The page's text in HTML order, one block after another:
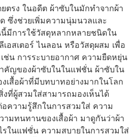
ตรง ในอดีต ผ้าซับในมักทำจากผ้า
ซึ่งช่วยเพิ่มความนุ่มนวลและ
มีการใช้วัสดุหลากหลายชนิดใน
อสเตอร์ ไนลอน หรือวัสดุผสม เพื่อ
น การระบายอากาศ ความยืดหยุ่น
คัญของผ้าซับในในแฟชั่น ผ้าซับใน
เสื้อผ้าที่มีบทบาทอย่างมากในโลก
ที่ผู้สวมใส่สามารถมองเห็นได้
ความรู้สึกในการสวมใส่ ความ
ามทนทานของเสื้อผ้า มาดูกันว่าผ้า
ในแฟชั่น ความสบายในการสวมใส่